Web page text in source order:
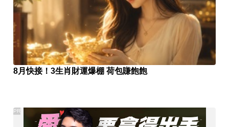
8月快接！3生肖財運爆棚 荷包賺飽飽
PR